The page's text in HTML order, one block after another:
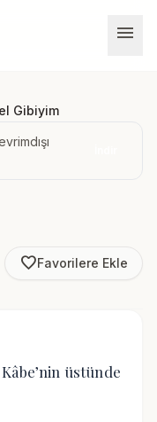
menu
Gibiyim
favorite_borderFavorilere Ekle
üstünde